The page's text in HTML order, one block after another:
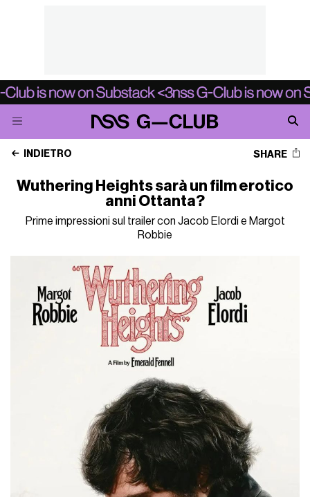
INDIETRO SHARE
Wuthering Heights sarà un film erotico
anni Ottanta?
Prime impressioni sul trailer con Jacob Elordi e Margot
Robbie